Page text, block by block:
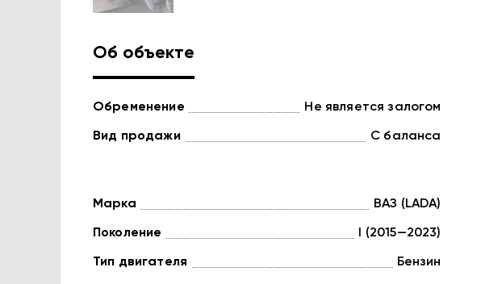
Об объекте
Обременение Не является залогом
Вид продажи С баланса
Марка ВАЗ (LADA)
Поколение I (2015—2023)
Тип двигателя Бензин